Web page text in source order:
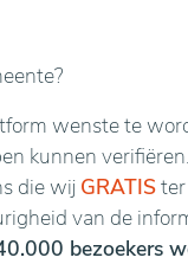
wenste te
kunnen
die wij GRATIS
van de
bezoekers